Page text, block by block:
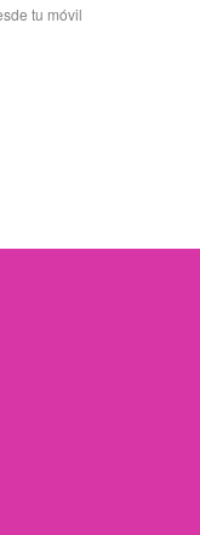
tu móvil